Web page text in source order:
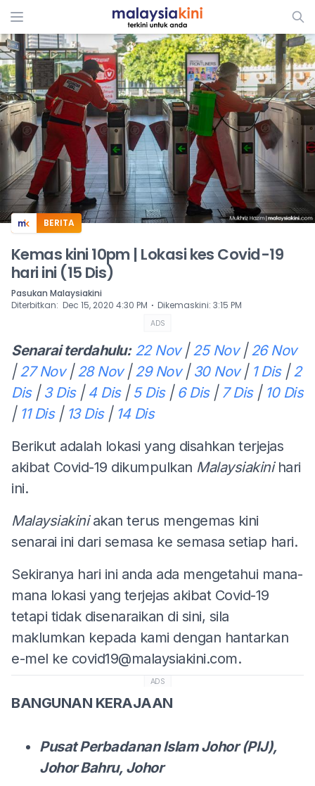
ADS
BERITA
Kemas kini 10pm | Lokasi kes Covid-19
hari ini (15 Dis)
Pasukan Malaysiakini
Diterbitkan: Dec 15, 2020 4:30 PM ⋅ Dikemaskini: 3:15 PM
ADS
Senarai terdahulu: 22 Nov| 25 Nov| 26 Nov
| 27 Nov| 28 Nov| 29 Nov| 30 Nov| 1 Dis| 2
Dis | 3 Dis| 4 Dis| 5 Dis | 6 Dis| 7 Dis | 10 Dis
| 11 Dis | 13 Dis | 14 Dis
Berikut adalah lokasi yang disahkan terjejas
akibat Covid-19 dikumpulkan Malaysiakinihari
ini.
Malaysiakiniakan terus mengemas kini
senarai ini dari semasa ke semasa setiap hari.
Sekiranya hari ini anda ada mengetahui mana-
mana lokasi yang terjejas akibat Covid-19
tetapi tidak disenaraikan di sini, sila
maklumkan kepada kami dengan hantarkan
e-mel ke covid19@malaysiakini.com.
ADS
BANGUNAN KERAJAAN
Pusat Perbadanan Islam Johor (PIJ),
Johor Bahru, Johor